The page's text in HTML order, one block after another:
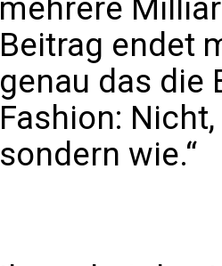
mehrere
Beitrag endet
genau das die
Fashion:
sondern wie.“